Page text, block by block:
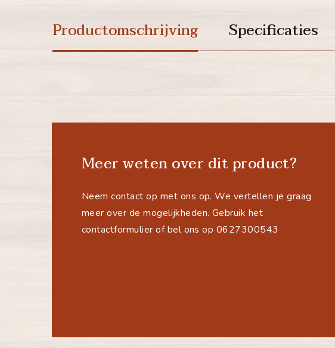
Productomschrijving Specificaties
Meer weten over dit product?
Neem contact op met ons op. We vertellen je graag
meer over de mogelijkheden. Gebruik het
contactformulier of bel ons op 0627300543